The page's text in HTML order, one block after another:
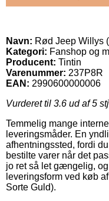
Navn: Rød Jeep Willys
Kategori: Fanshop og
Producent: Tintin
Varenummer: 237P8R
EAN: 2990600000006
Vurderet til 3.6 ud af 5
Temmelig mange
leveringsmåder. En
afhentningssted, fordi
bestilte varer når det
jo ret så let gængelig,
leveringsform ved køb
Sorte Guld).